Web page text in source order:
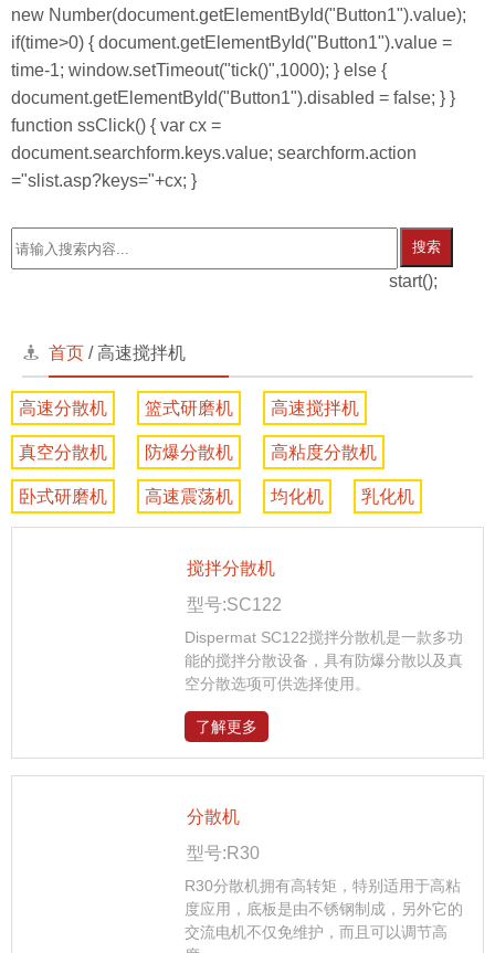
new Number(document.getElementById("Button1").value);
if(time>0) { document.getElementById("Button1").value =
time-1; window.setTimeout("tick()",1000); } else {
document.getElementById("Button1").disabled = false; } }
function ssClick() { var cx =
document.searchform.keys.value; searchform.action
="slist.asp?keys="+cx; }
搜索
start();
首页 /高速搅拌机
高速分散机 篮式研磨机 高速搅拌机
真空分散机 防爆分散机 高粘度分散机
卧式研磨机 高速震荡机 均化机 乳化机
搅拌分散机
型号:SC122
Dispermat SC122搅拌分散机是一款多功
能的搅拌分散设备，具有防爆分散以及真
空分散选项可供选择使用。
了解更多
分散机
型号:R30
R30分散机拥有高转矩，特别适用于高粘
度应用，底板是由不锈钢制成，另外它的
交流电机不仅免维护，而且可以调节高